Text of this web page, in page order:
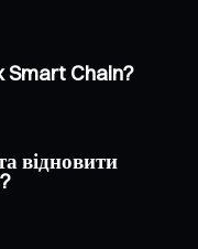
Smart Chain?
відновити